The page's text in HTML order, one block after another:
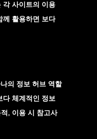
각 사이트의 이용
께 활용하면 보다
의 정보 허브 역할
다 체계적인 정보
, 이용 시 참고사